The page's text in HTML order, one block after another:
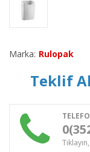
Marka: Rulopak
Teklif